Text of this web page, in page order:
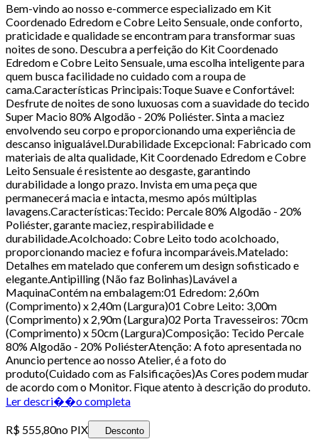
Bem-vindo ao nosso e-commerce especializado em Kit
Coordenado Edredom e Cobre Leito Sensuale, onde conforto,
praticidade e qualidade se encontram para transformar suas
noites de sono. Descubra a perfeição do Kit Coordenado
Edredom e Cobre Leito Sensuale, uma escolha inteligente para
quem busca facilidade no cuidado com a roupa de
cama.Características Principais:Toque Suave e Confortável:
Desfrute de noites de sono luxuosas com a suavidade do tecido
Super Macio 80% Algodão - 20% Poliéster. Sinta a maciez
envolvendo seu corpo e proporcionando uma experiência de
descanso inigualável.Durabilidade Excepcional: Fabricado com
materiais de alta qualidade, Kit Coordenado Edredom e Cobre
Leito Sensuale é resistente ao desgaste, garantindo
durabilidade a longo prazo. Invista em uma peça que
permanecerá macia e intacta, mesmo após múltiplas
lavagens.Características:Tecido: Percale 80% Algodão - 20%
Poliéster, garante maciez, respirabilidade e
durabilidade.Acolchoado: Cobre Leito todo acolchoado,
proporcionando maciez e fofura incomparáveis.Matelado:
Detalhes em matelado que conferem um design sofisticado e
elegante.Antipilling (Não faz Bolinhas)Lavável a
MaquinaContém na embalagem:01 Edredom: 2,60m
(Comprimento) x 2,40m (Largura)01 Cobre Leito: 3,00m
(Comprimento) x 2,90m (Largura)02 Porta Travesseiros: 70cm
(Comprimento) x 50cm (Largura)Composição: Tecido Percale
80% Algodão - 20% PoliésterAtenção: A foto apresentada no
Anuncio pertence ao nosso Atelier, é a foto do
produto(Cuidado com as Falsificações)As Cores podem mudar
de acordo com o Monitor. Fique atento à descrição do produto.
Ler descri��o completa
R$ 555,80no PIX Desconto